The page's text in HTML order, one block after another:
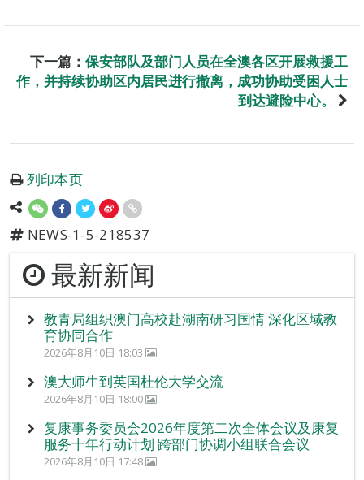
下一篇： 保安部队及部门人员在全澳各区开展救援工
作，并持续协助区内居民进行撤离，成功协助受困人士
到达避险中心。
列印本页
NEWS-1-5-218537
最新新闻
教青局组织澳门高校赴湖南研习国情 深化区域教
育协同合作
2026年8月10日 18:03
澳大师生到英国杜伦大学交流
2026年8月10日 18:00
复康事务委员会2026年度第二次全体会议及康复
服务十年行动计划 跨部门协调小组联合会议
2026年8月10日 17:48